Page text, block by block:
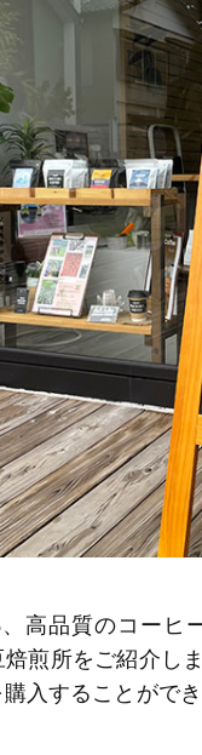
高品質のコーヒ
煎所をご紹介し
入することができ